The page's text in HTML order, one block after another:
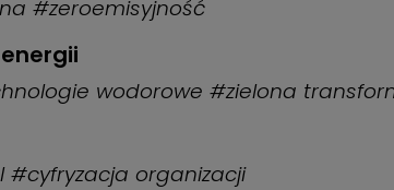
#zeroemisyjność
wodorowe #zielona
organizacji